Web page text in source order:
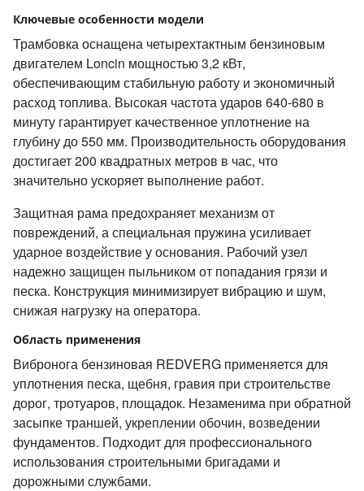
Ключевые особенности модели
Трамбовка оснащена четырехтактным бензиновым
двигателем Loncin мощностью 3,2 кВт,
обеспечивающим стабильную работу и экономичный
расход топлива. Высокая частота ударов 640-680 в
минуту гарантирует качественное уплотнение на
глубину до 550 мм. Производительность оборудования
достигает 200 квадратных метров в час, что
значительно ускоряет выполнение работ.
Защитная рама предохраняет механизм от
повреждений, а специальная пружина усиливает
ударное воздействие у основания. Рабочий узел
надежно защищен пыльником от попадания грязи и
песка. Конструкция минимизирует вибрацию и шум,
снижая нагрузку на оператора.
Область применения
Вибронога бензиновая REDVERG применяется для
уплотнения песка, щебня, гравия при строительстве
дорог, тротуаров, площадок. Незаменима при обратной
засыпке траншей, укреплении обочин, возведении
фундаментов. Подходит для профессионального
использования строительными бригадами и
дорожными службами.